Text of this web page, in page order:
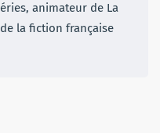
animateur de La
la fiction française